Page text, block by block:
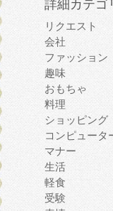
詳細カテゴ
リクエスト
会社
ファッション
趣味
おもちゃ
料理
ショッピング
コンピュータ
マナー
生活
軽食
受験